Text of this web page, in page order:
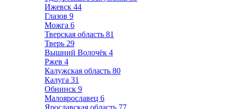
Ижевск 44
Глазов 9
Можга 6
Тверская область 81
Тверь 29
Вышний Волочёк 4
Ржев 4
Калужская область 80
Калуга 31
Обнинск 9
Малоярославец 6
Ярославская область 77